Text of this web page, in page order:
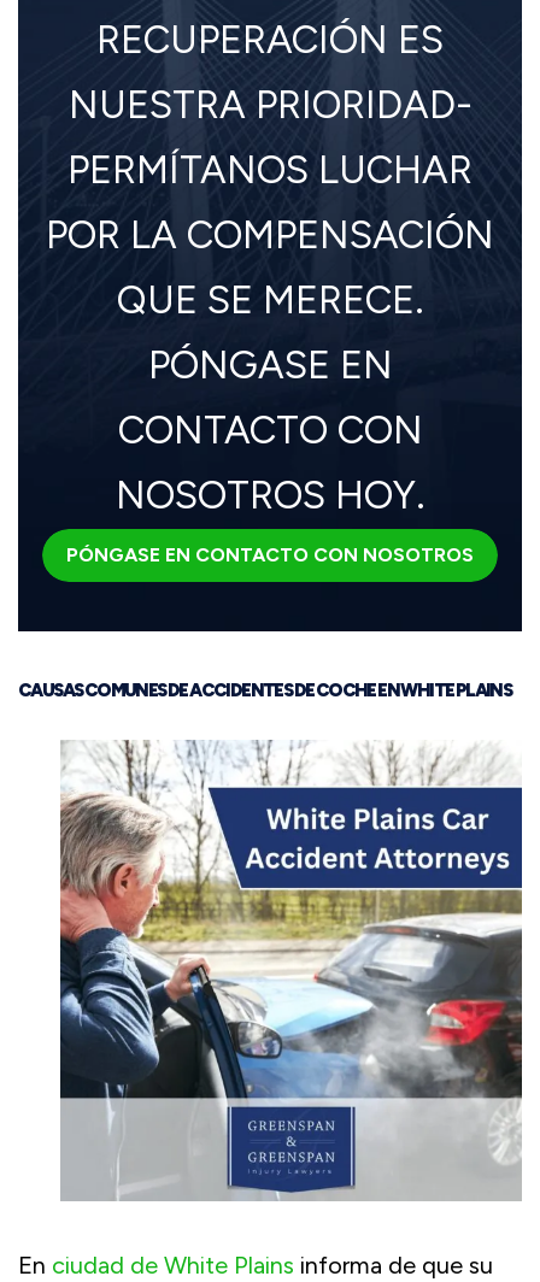
RECUPERACIÓN ES
NUESTRA PRIORIDAD-
PERMÍTANOS LUCHAR
POR LA COMPENSACIÓN
QUE SE MERECE.
PÓNGASE EN
CONTACTO CON
NOSOTROS HOY.
PÓNGASE EN CONTACTO CON NOSOTROS
CAUSAS COMUNES DE ACCIDENTES DE COCHE EN WHITE PLAINS
En ciudad de White Plains informa de que su